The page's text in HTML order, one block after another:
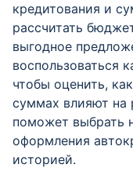
кредитования и
рассчитать
выгодное
воспользоваться
чтобы оценить,
суммах влияют на
поможет выбрать
оформления
историей.